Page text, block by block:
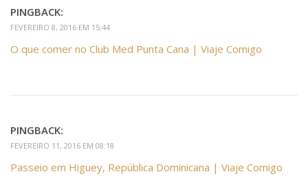
PINGBACK:
FEVEREIRO 8, 2016 EM 15:44
O que comer no Club Med Punta Cana | Viaje Comigo
PINGBACK:
FEVEREIRO 11, 2016 EM 08:18
Passeio em Higuey, República Dominicana | Viaje Comigo